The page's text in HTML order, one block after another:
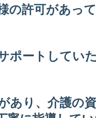
許可があっ
ポートしてい
あり、介護の